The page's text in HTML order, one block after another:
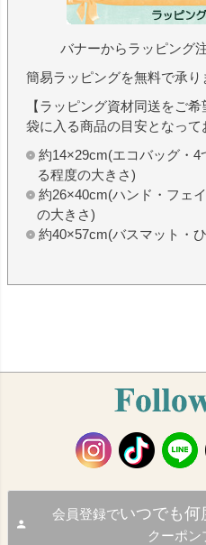
バナーからラッピング
簡易ラッピングを無料で承り
【ラッピング資材同送をご
袋に入る商品の目安となって
約14×29cm(エコバッグ・4
る程度の大きさ)
約26×40cm(ハンド・フェ
の大きさ)
約40×57cm(バスマット・
会員登録でいつでも何
クーポン